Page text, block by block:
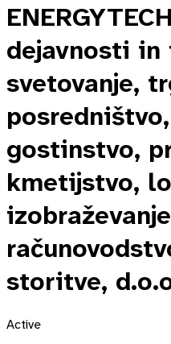
dejavnosti in
svetovanje,
gostinstvo,
kmetijstvo,
storitve,
Active